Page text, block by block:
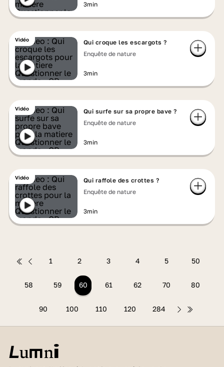
3min
Vidéo
Qui croque les escargots ?
Enquête de nature
3min
Vidéo
Qui surfe sur sa propre bave ?
Enquête de nature
3min
Vidéo
Qui raffole des crottes ?
Enquête de nature
3min
1 2 3 4 5 50
58 59 60 61 62 70 80
90 100 110 120 284